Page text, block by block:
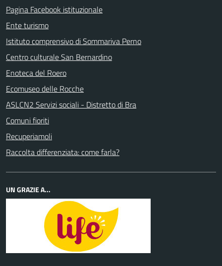
Pagina Facebook istituzionale
Ente turismo
Istituto comprensivo di Sommariva Perno
Centro culturale San Bernardino
Enoteca del Roero
Ecomuseo delle Rocche
ASLCN2 Servizi sociali - Distretto di Bra
Comuni fioriti
Recuperiamoli
Raccolta differenziata: come farla?
UN GRAZIE A...